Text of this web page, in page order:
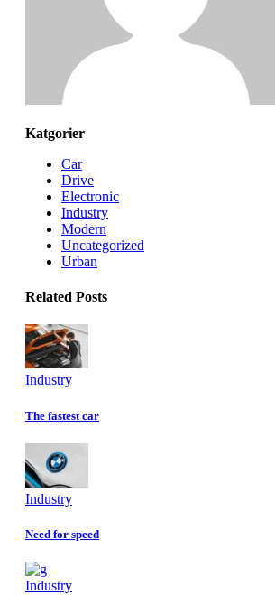
Katgorier
Car
Drive
Electronic
Industry
Modern
Uncategorized
Urban
Related Posts
Industry
The fastest car
Industry
Need for speed
Industry